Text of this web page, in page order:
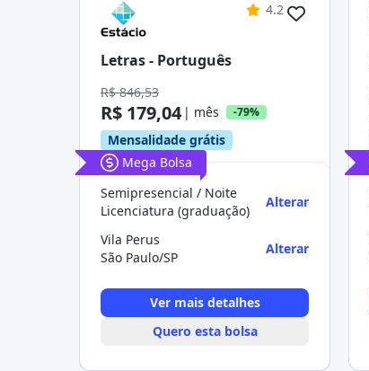
4.2
Letras - Português
R$ 846,53
R$ 179,04 | mês -79%
Mensalidade grátis
Mega Bolsa
Semipresencial / Noite
Licenciatura (graduação)
Alterar
Vila Perus
São Paulo/SP
Alterar
Ver mais detalhes
Quero esta bolsa